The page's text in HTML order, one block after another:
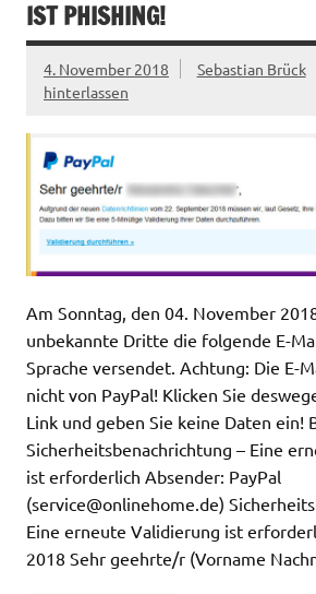
IST PHISHING!
4. November 2018 Sebastian Brück
hinterlassen
Am Sonntag, den 04. November
unbekannte Dritte die folgende E-
Sprache versendet. Achtung: Die E-
nicht von PayPal! Klicken Sie
Link und geben Sie keine Daten ein!
Sicherheitsbenachrichtung – Eine
ist erforderlich Absender: PayPal
(service@onlinehome.de)
Eine erneute Validierung ist
2018 Sehr geehrte/r (Vorname